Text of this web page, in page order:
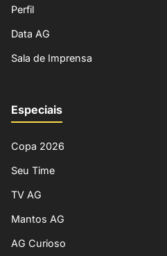
Perfil
Data AG
Sala de Imprensa
Especiais
Copa 2026
Seu Time
TV AG
Mantos AG
AG Curioso